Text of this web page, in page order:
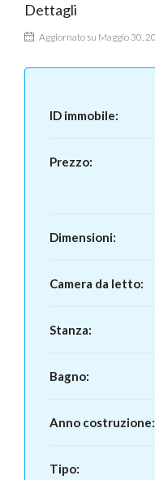
Dettagli
Aggiornato su Maggio 30,
ID immobile:
Prezzo:
Dimensioni:
Camera da letto:
Stanza:
Bagno:
Anno costruzione:
Tipo: